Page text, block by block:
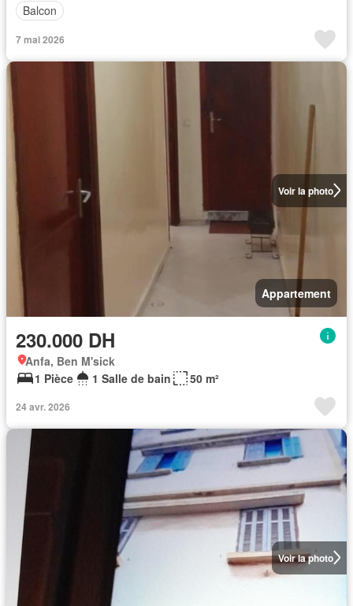
Balcon
7 mai 2026
Voir la photo
Appartement
230.000 DH
Anfa, Ben M'sick
1 Pièce
1 Salle de bain 50 m²
24 avr. 2026
Voir la photo